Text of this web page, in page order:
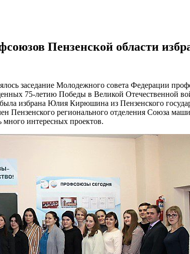
Пензенской области
заседание Молодежного совета Федерации
75-летию Победы в Великой Отечественной
избрана Юлия Кирюшина из Пензенского
регионального отделения Союза
интересных проектов.